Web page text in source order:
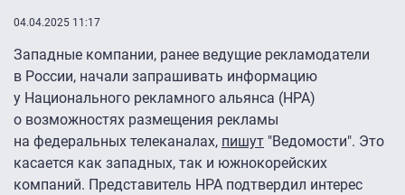
04.04.2025 11:17
Западные компании, ранее ведущие рекламодатели
в России, начали запрашивать информацию
у Национального рекламного альянса (НРА)
о возможностях размещения рекламы
на федеральных телеканалах, пишут "Ведомости". Это
касается как западных, так и южнокорейских
компаний. Представитель НРА подтвердил интерес